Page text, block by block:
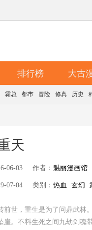
排行榜 大古
霸总 都市 冒险 修真 历史
天
06-03 作者： 魅丽漫画馆
07-04 类别： 热血 玄幻
前世，重生是为了问鼎武林
崖。不料生死之间九劫剑魂